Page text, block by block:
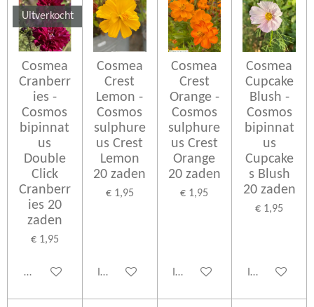
Uitverkocht
Cosmea
Cranberr
ies -
Cosmos
bipinnat
us
Double
Click
Cranberr
ies 20
zaden
€ 1,95
Houd mij op de hoogte
Cosmea
Crest
Lemon -
Cosmos
sulphure
us Crest
Lemon
20 zaden
€ 1,95
In winkelwagen
Cosmea
Crest
Orange -
Cosmos
sulphure
us Crest
Orange
20 zaden
€ 1,95
In winkelwagen
Cosmea
Cupcake
Blush -
Cosmos
bipinnat
us
Cupcake
s Blush
20 zaden
€ 1,95
In